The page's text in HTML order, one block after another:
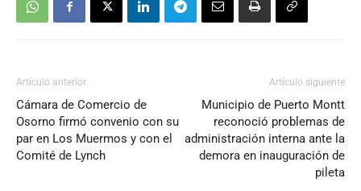
Artículo anterior
Cámara de Comercio de
Osorno firmó convenio con su
par en Los Muermos y con el
Comité de Lynch
Artículo siguiente
Municipio de Puerto Montt
reconoció problemas de
administración interna ante la
demora en inauguración de
pileta